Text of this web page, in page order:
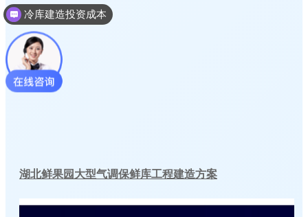
湖北鲜果园大型气调保鲜库工程建造方案